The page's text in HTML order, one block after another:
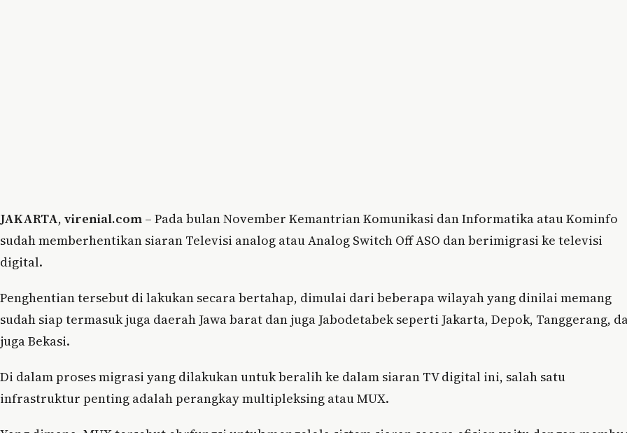
JAKARTA, virenial.com – Pada bulan November Kemantrian Komunikasi dan Informatika atau Kominfo
sudah memberhentikan siaran Televisi analog atau Analog Switch Off ASO dan berimigrasi ke televisi
digital.
Penghentian tersebut di lakukan secara bertahap, dimulai dari beberapa wilayah yang dinilai memang
sudah siap termasuk juga daerah Jawa barat dan juga Jabodetabek seperti Jakarta, Depok, Tanggerang,
juga Bekasi.
Di dalam proses migrasi yang dilakukan untuk beralih ke dalam siaran TV digital ini, salah satu
infrastruktur penting adalah perangkay multipleksing atau MUX.